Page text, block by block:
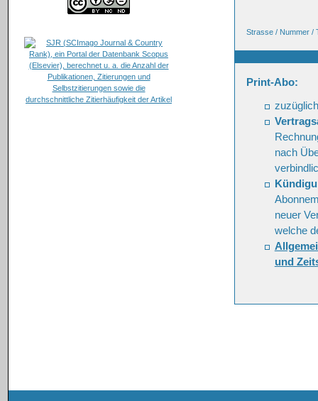
Strasse / Nummer /
Print-Abo:
nach
neuer
welche
und